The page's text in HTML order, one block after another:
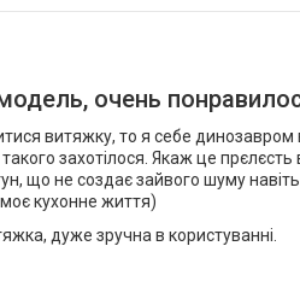
очень
витяжку, то я себе динозавром
захотілося. Якаж це
що не создає зайвого шуму
кухонне життя)
дуже зручна в користуванні.